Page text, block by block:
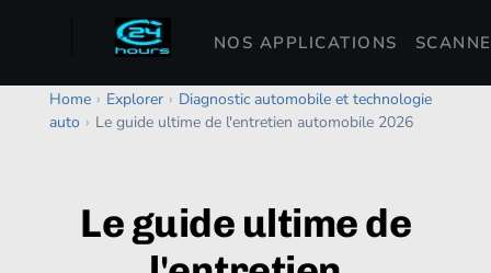
NOS APPLICATIONS
Home › Explorer › Diagnostic automobile et technologie
auto › Le guide ultime de l'entretien automobile 2026
Le guide ultime de